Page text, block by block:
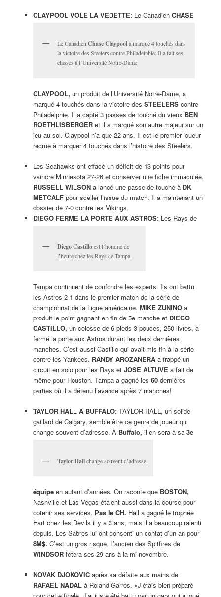
CLAYPOOL VOLE LA VEDETTE: Le Canadien CHASE
Le CanadienChase Claypoola marqué 4 touchés dans
la victoire des Steelers contre Philadelphie. Il a fait ses
classes à l’Université Notre-Dame.
CLAYPOOL, un produit de l’Université Notre-Dame, a
marqué 4 touchés dans la victoire des STEELERScontre
Philadelphie. Il a capté 3 passes de touché du vieux BEN
ROETHLISBERGERet il a marqué son autre majeur sur un
jeu au sol. Claypool n’a que 22 ans. Il est le premier joueur
recrue à marquer 4 touchés dans l’histoire des Steelers.
Les Seahawks ont effacé un déficit de 13 points pour
vaincre Minnesota 27-26 et conserver une fiche immaculée.
RUSSELL WILSONa lancé une passe de touché à DK
METCALFpour sceller l’issue du match. Il a maintenant un
dossier de 7-0 contre les Vikings.
DIEGO FERME LA PORTE AUX ASTROS: Les Rays de
Diego Castilloest l’homme de
l’heure chez les Rays de Tampa.
Tampa continuent de confondre les experts. Ils ont battu
les Astros 2-1 dans le premier match de la série de
championnat de la Ligue américaine. MIKE ZUNINOa
produit le point gagnant en fin de 5e manche et DIEGO
CASTILLO, un colosse de 6 pieds 3 pouces, 250 livres, a
fermé la porte aux Astros durant les deux dernières
manches. C’est aussi Castillo qui avait mis fin à la série
contre les Yankees. RANDY AROZANERAa frappé un
circuit en solo pour les Rays et JOSE ALTUVE a fait de
même pour Houston. Tampa a gagné les 60dernières
parties où il a détenu l’avance après 7 manches!
TAYLOR HALL À BUFFALO: TAYLOR HALL, un solide
gaillard de Calgary, semble être ce genre de joueur qui
change souvent d’adresse. À Buffalo, il en sera à sa 3e
Taylor Hallchange souvent d’adresse.
équipeen autant d’années. On raconte que BOSTON,
Nashville et Las Vegas étaient aussi dans la course pour
obtenir ses services. Pas le CH. Hall a gagné le trophée
Hart chez les Devils il y a 3 ans, mais il a beaucoup ralenti
depuis. Les Sabres lui ont consenti un contat d’un an pour
8M$. C’est un gros risque. L’ancien des Spitfires de
WINDSORfêtera ses 29 ans à la mi-novembre.
NOVAK DJOKOVICaprès sa défaite aux mains de
RAFAEL NADALà Roland-Garros. «J’étais bien préparé